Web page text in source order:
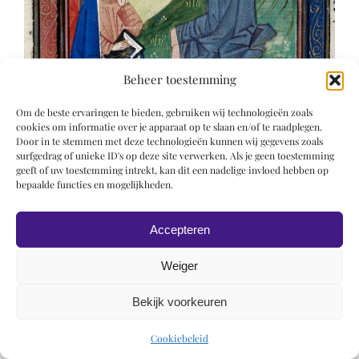
Beheer toestemming
Om de beste ervaringen te bieden, gebruiken wij technologieën zoals
cookies om informatie over je apparaat op te slaan en/of te raadplegen.
Door in te stemmen met deze technologieën kunnen wij gegevens zoals
surfgedrag of unieke ID's op deze site verwerken. Als je geen toestemming
geeft of uw toestemming intrekt, kan dit een nadelige invloed hebben op
bepaalde functies en mogelijkheden.
Accepteren
Weiger
Bekijk voorkeuren
Cookiebeleid
© 2019 Roel Wiechers | Powered by